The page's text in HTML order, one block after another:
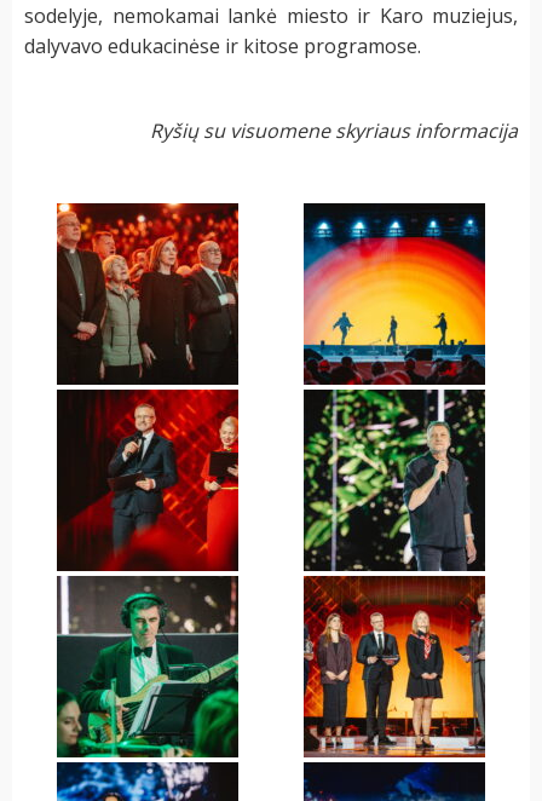
sodelyje, nemokamai lankė miesto ir Karo muziejus,
dalyvavo edukacinėse ir kitose programose.
Ryšių su visuomene skyriaus informacija